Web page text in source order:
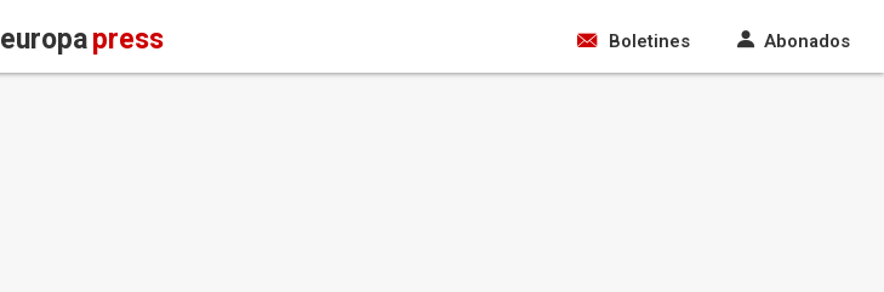
europapress Boletines Abonados